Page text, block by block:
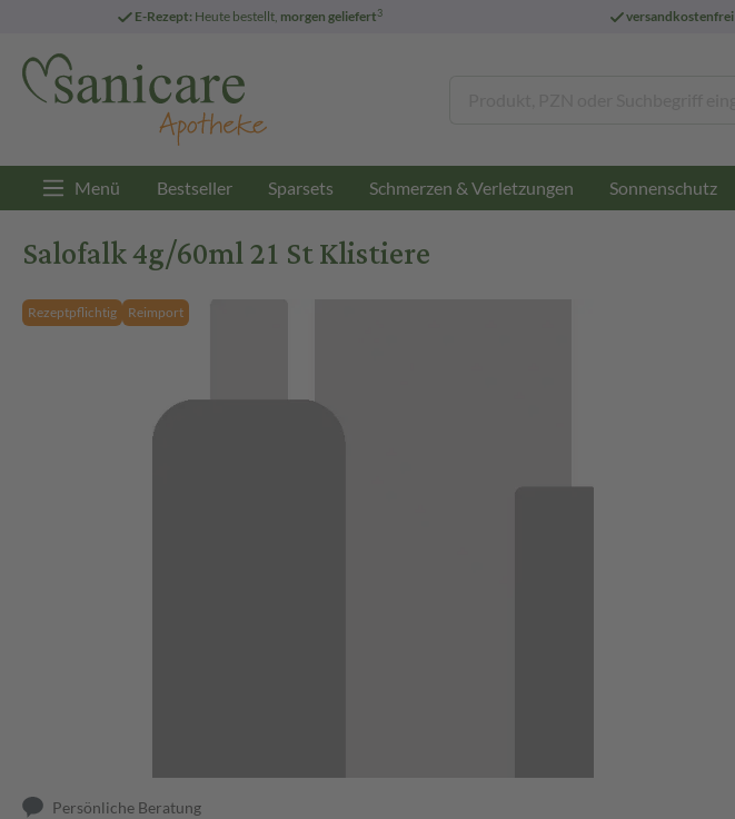
E-Rezept: Heute bestellt, morgen geliefert3 versandkostenfrei
Menü Bestseller Sparsets Schmerzen & Verletzungen Sonnenschutz
Salofalk 4g/60ml 21 St Klistiere
Rezeptpflichtig Reimport
Persönliche Beratung